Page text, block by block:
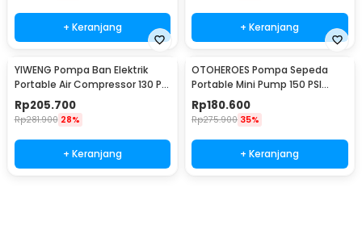
+ Keranjang + Keranjang
YIWENG Pompa Ban Elektrik
Portable Air Compressor 130 PSI
4000mAh - CX-229
Rp205.700
Rp281.900 28%
+ Keranjang
OTOHEROES Pompa Sepeda
Portable Mini Pump 150 PSI
Digital - ST-5523
Rp180.600
Rp275.900 35%
+ Keranjang